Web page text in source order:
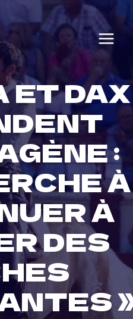
ET DAX
:
À
À
DES